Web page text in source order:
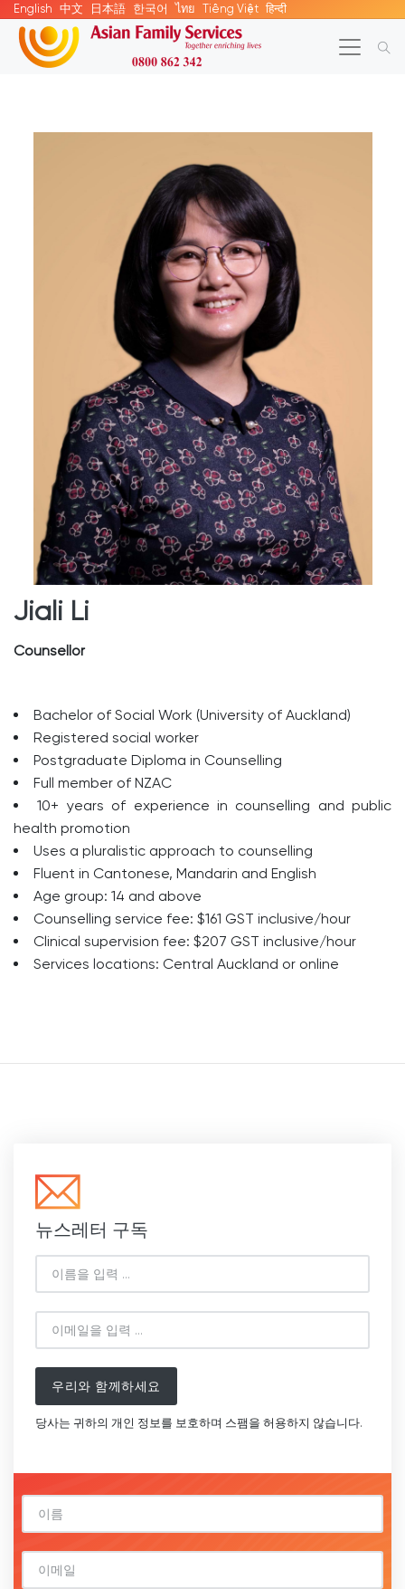
English 中文 日本語 한국어 ไทย Tiếng Việt हिन्दी
Jiali Li
Counsellor
Bachelor of Social Work (University of Auckland)
Registered social worker
Postgraduate Diploma in Counselling
Full member of NZAC
10+ years of experience in counselling and public
health promotion
Uses a pluralistic approach to counselling
Fluent in Cantonese, Mandarin and English
Age group: 14 and above
Counselling service fee: $161 GST inclusive/hour
Clinical supervision fee: $207 GST inclusive/hour
Services locations: Central Auckland or online
뉴스레터 구독
우리와 함께하세요
당사는 귀하의 개인 정보를 보호하며 스팸을 허용하지 않습니다.